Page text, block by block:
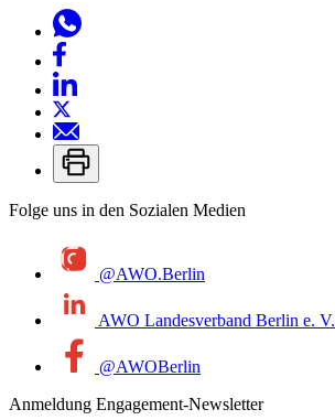
Folge uns in den Sozialen Medien
@AWO.Berlin
AWO Landesverband Berlin e. V.
@AWOBerlin
Anmeldung Engagement-Newsletter